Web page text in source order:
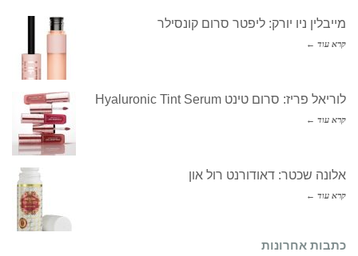
מייבלין ניו יורק: ליפטר סרום קונסילר
קרא עוד ←
לוריאל פריז: סרום טינט Hyaluronic Tint Serum
קרא עוד ←
אלונה שכטר: דאודורנט רול און
קרא עוד ←
כתבות אחרונות